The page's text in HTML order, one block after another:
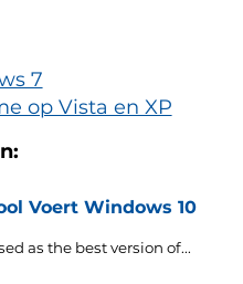
7
op Vista en XP
Voert Windows 10
as the best version of...